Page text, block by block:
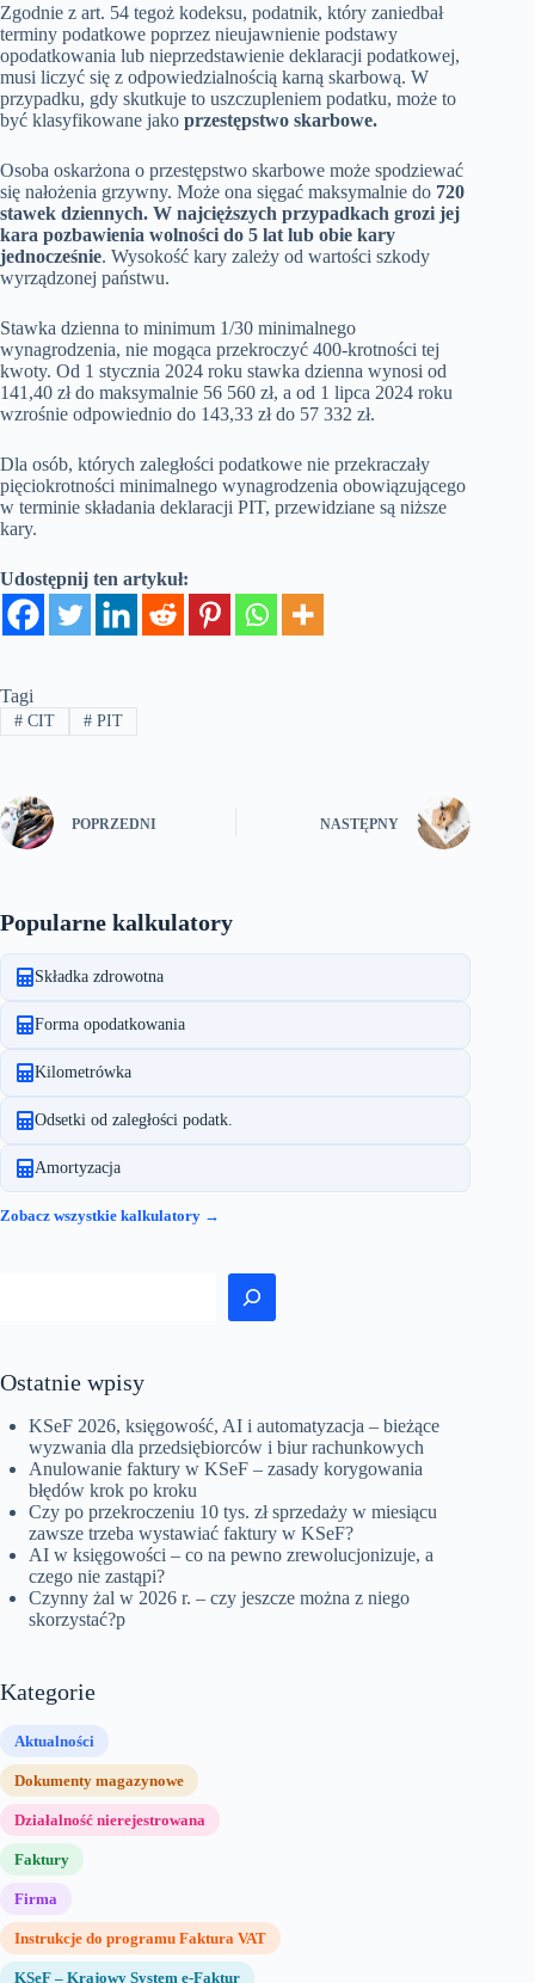
Zgodnie z art. 54 tegoż kodeksu, podatnik, który zaniedbał
terminy podatkowe poprzez nieujawnienie podstawy
opodatkowania lub nieprzedstawienie deklaracji podatkowej,
musi liczyć się z odpowiedzialnością karną skarbową. W
przypadku, gdy skutkuje to uszczupleniem podatku, może to
być klasyfikowane jako przestępstwo skarbowe.
Osoba oskarżona o przestępstwo skarbowe może spodziewać
się nałożenia grzywny. Może ona sięgać maksymalnie do 720
stawek dziennych. W najcięższych przypadkach grozi jej
kara pozbawienia wolności do 5 lat lub obie kary
jednocześnie. Wysokość kary zależy od wartości szkody
wyrządzonej państwu.
Stawka dzienna to minimum 1/30 minimalnego
wynagrodzenia, nie mogąca przekroczyć 400-krotności tej
kwoty. Od 1 stycznia 2024 roku stawka dzienna wynosi od
141,40 zł do maksymalnie 56 560 zł, a od 1 lipca 2024 roku
wzrośnie odpowiednio do 143,33 zł do 57 332 zł.
Dla osób, których zaległości podatkowe nie przekraczały
pięciokrotności minimalnego wynagrodzenia obowiązującego
w terminie składania deklaracji PIT, przewidziane są niższe
kary.
Udostępnij ten artykuł:
Tagi
#CIT #PIT
POPRZEDNI NASTĘPNY
Popularne kalkulatory
Składka zdrowotna
Forma opodatkowania
Kilometrówka
Odsetki od zaległości podatk.
Amortyzacja
Zobacz wszystkie kalkulatory →
Ostatnie wpisy
KSeF 2026, księgowość, AI i automatyzacja – bieżące
wyzwania dla przedsiębiorców i biur rachunkowych
Anulowanie faktury w KSeF – zasady korygowania
błędów krok po kroku
Czy po przekroczeniu 10 tys. zł sprzedaży w miesiącu
zawsze trzeba wystawiać faktury w KSeF?
AI w księgowości – co na pewno zrewolucjonizuje, a
czego nie zastąpi?
Czynny żal w 2026 r. – czy jeszcze można z niego
skorzystać?p
Kategorie
Aktualności
Dokumenty magazynowe
Działalność nierejestrowana
Faktury
Firma
Instrukcje do programu Faktura VAT
KSeF – Krajowy System e-Faktur